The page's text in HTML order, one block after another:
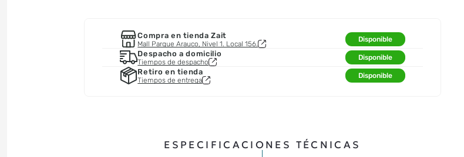
Compra en tienda Zait
Mall Parque Arauco, Nivel 1. Local 156.
Disponible
Despacho a domicilio
Tiempos de despacho
Disponible
Retiro en tienda
Tiempos de entrega
Disponible
ESPECIFICACIONES TÉCNICAS